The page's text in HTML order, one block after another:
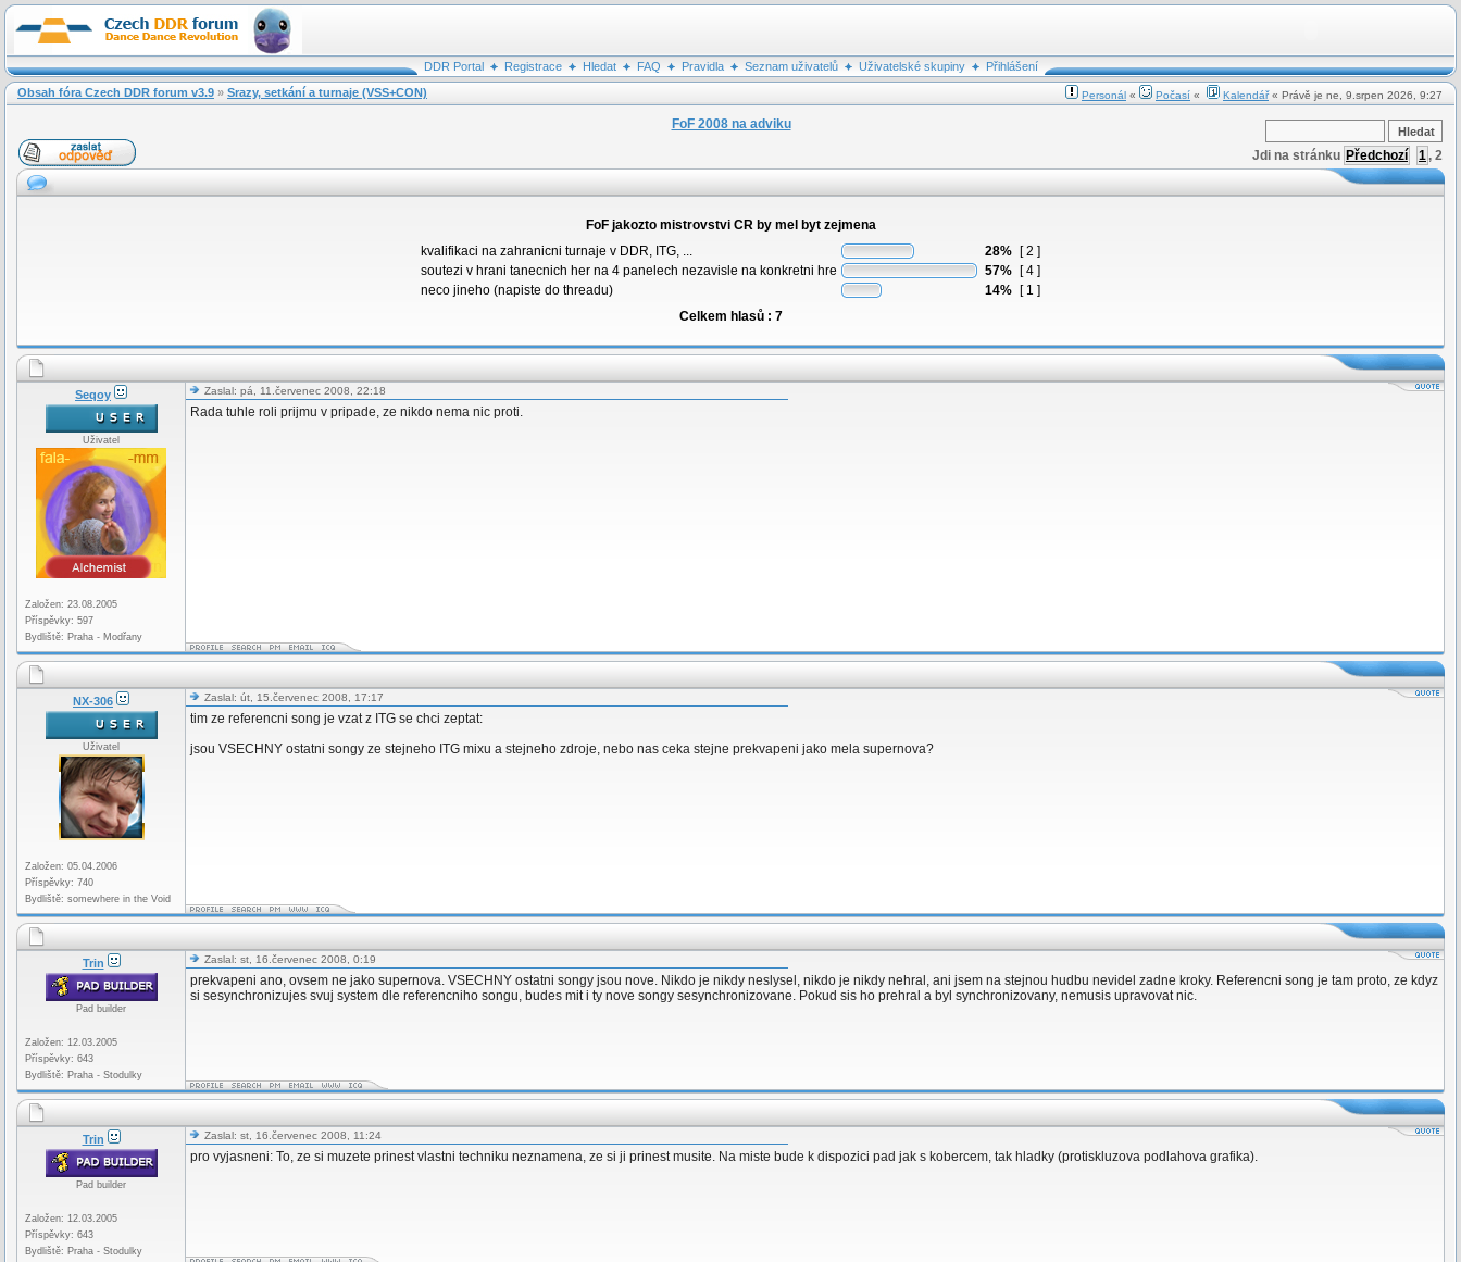
DDR Portal Registrace Hledat FAQ Pravidla Seznam uživatelů Uživatelské skupiny
Přihlášení
Obsah fóra Czech DDR forum v3.9 » Srazy, setkání a turnaje (VSS+CON) Personál « Počasí « Kalendář« Právě je ne, 9.srpen 2026, 9:27
FoF 2008 na adviku
Jdi na stránku Předchozí 1 , 2
FoF jakozto mistrovstvi CR by mel byt zejmena
kvalifikaci na zahranicni turnaje v DDR, ITG, ...
28%
[ 2 ]
soutezi v hrani tanecnich her na 4 panelech nezavisle na konkretni hre
57%
[ 4 ]
neco jineho (napiste do threadu)
14% [ 1 ]
Celkem hlasů : 7
Seqoy
Uživatel
Založen: 23.08.2005
Příspěvky: 597
Bydliště: Praha - Modřany
Zaslal: pá, 11.červenec 2008, 22:18
Rada tuhle roli prijmu v pripade, ze nikdo nema nic proti.
NX-306
Uživatel
Založen: 05.04.2006
Příspěvky: 740
Bydliště: somewhere in the Void
Zaslal: út, 15.červenec 2008, 17:17
tim ze referencni song je vzat z ITG se chci zeptat:
jsou VSECHNY ostatni songy ze stejneho ITG mixu a stejneho zdroje, nebo nas ceka stejne prekvapeni jako mela supernova?
Trin
Pad builder
Založen: 12.03.2005
Příspěvky: 643
Bydliště: Praha - Stodulky
Zaslal: st, 16.červenec 2008, 0:19
prekvapeni ano, ovsem ne jako supernova. VSECHNY ostatni songy jsou nove. Nikdo je nikdy neslysel, nikdo je nikdy nehral, ani jsem na stejnou hudbu nevidel zadne kroky. Referencni song je tam proto, ze kdyz
si sesynchronizujes svuj system dle referencniho songu, budes mit i ty nove songy sesynchronizovane. Pokud sis ho prehral a byl synchronizovany, nemusis upravovat nic.
Trin
Pad builder
Založen: 12.03.2005
Příspěvky: 643
Bydliště: Praha - Stodulky
Zaslal: st, 16.červenec 2008, 11:24
pro vyjasneni: To, ze si muzete prinest vlastni techniku neznamena, ze si ji prinest musite. Na miste bude k dispozici pad jak s kobercem, tak hladky (protiskluzova podlahova grafika).